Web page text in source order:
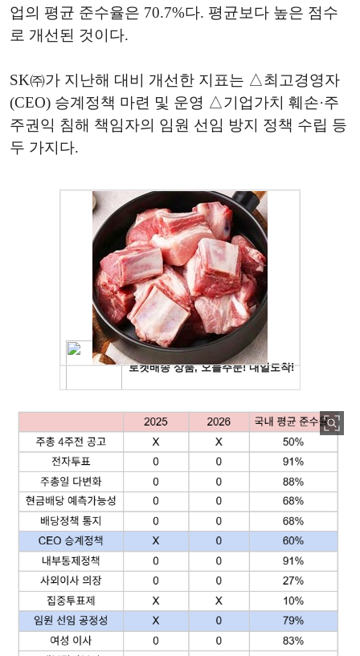
업의 평균 준수율은 70.7%다. 평균보다 높은 점수
로 개선된 것이다.
SK㈜가 지난해 대비 개선한 지표는 △최고경영자
(CEO) 승계정책 마련 및 운영 △기업가치 훼손·주
주권익 침해 책임자의 임원 선임 방지 정책 수립 등
두 가지다.